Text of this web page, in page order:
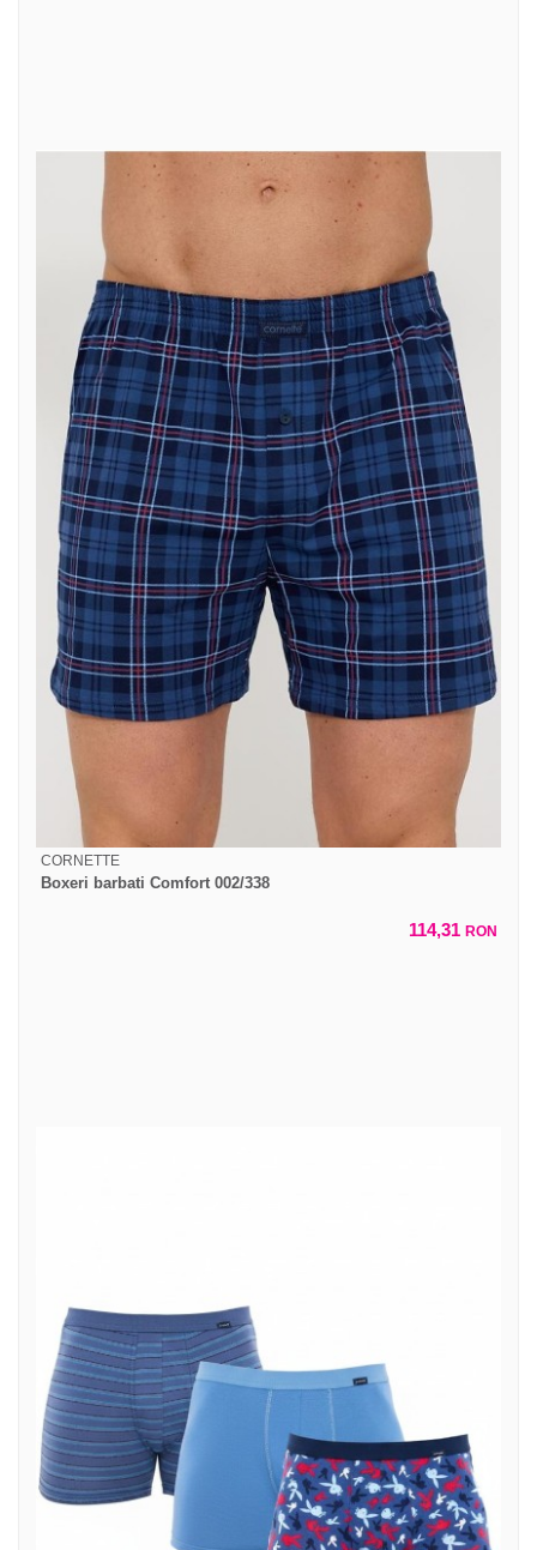
CORNETTE
Boxeri barbati Comfort 002/338
114,31 RON